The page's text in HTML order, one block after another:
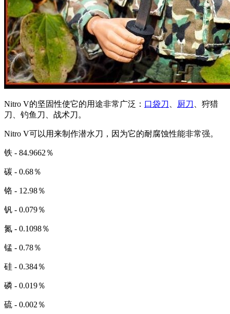
Nitro V的坚固性使它的用途非常广泛： 口袋刀 厨刀
、狩猎
刀、钓鱼刀、战术刀。
Nitro V可以用来制作潜水刀，因为它的耐腐蚀性能非常强。
铁 - 84.9662％
碳 - 0.68％
铬 - 12.98％
钒 - 0.079％
氮 - 0.1098％
锰 - 0.78％
硅 - 0.384％
磷 - 0.019％
硫 - 0.002％